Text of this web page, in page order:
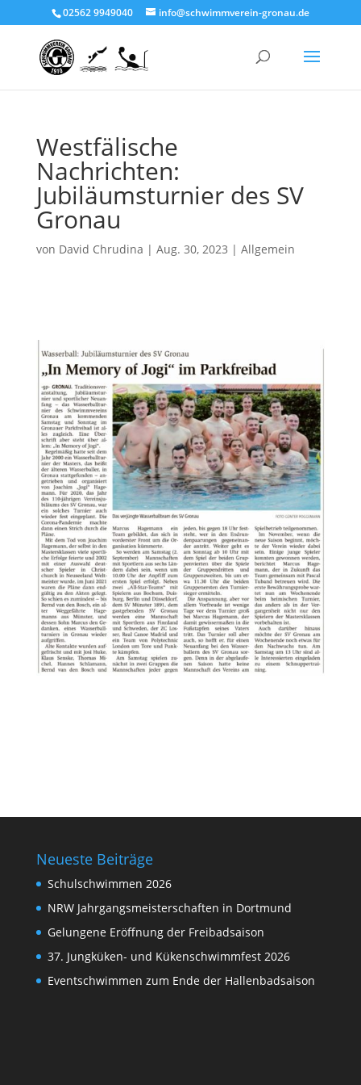
02562 9949040 info@schwimmverein-gronau.de
Westfälische
Nachrichten:
Jubiläumsturnier des SV
Gronau
von David Chrudina | Aug. 30, 2023 | Allgemein
Neueste Beiträge
Schulschwimmen 2026
NRW Jahrgangsmeisterschaften in Dortmund
Gelungene Eröffnung der Freibadsaison
37. Jungküken- und Kükenschwimmfest 2026
Eventschwimmen zum Ende der Hallenbadsaison